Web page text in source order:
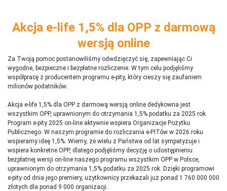
Akcja e-life 1,5% dla OPP z darmową
wersją online
Za Twoją pomoc postanowiliśmy odwdzięczyć się, zapewniając Ci
wygodne, bezpieczne i bezpłatne rozliczenie. W tym celu podjęliśmy
współpracę z producentem programu e-pity, który cieszy się zaufaniem
milionów podatników.
Akcja e-life 1,5% dla OPP z darmową wersją online dedykowna jest
wszystkim OPP, uprawnionym do otrzymania 1,5% podatku za 2025 rok.
Program e-pity 2025 on-line aktywnie wspiera Organizacje Pożytku
Publicznego. W naszym programie do rozliczania e-PITów w 2026 roku
wspieramy ideę 1,5%. Wiemy, że wielu z Państwa od lat sympatyzuje i
wspiera konkretne OPP, dlatego podjęliśmy decyzję o udostępnieniu
bezpłatnej wersji on-line naszego programu wszystkim OPP w Polsce,
uprawnionym do otrzymania 1,5% podatku za 2025 rok. Dzięki programowi
e-pity od dnia jego premiery, użytkownicy przekazali już ponad 1 760 000 000
złotych dla ponad 9 000 organizacji.